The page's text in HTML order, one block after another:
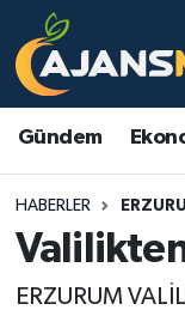
Gündem
HABERLER
Valilikten
ERZURUM
Asayiş
Eğitim
Malatya
Malatya
Malatya